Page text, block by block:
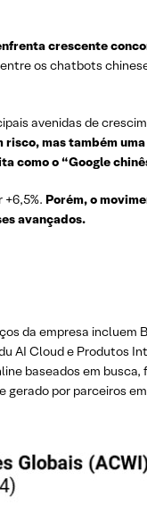
crescente
os chatbots
avenidas de
risco, mas também
como o “Google
Porém, o
avançados.
da empresa incluem
AI Cloud e Produtos
baseados em busca,
por parceiros